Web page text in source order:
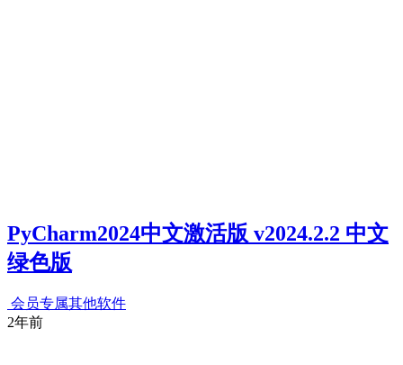
PyCharm2024中文激活版 v2024.2.2 中文
绿色版
会员专属其他软件
2年前